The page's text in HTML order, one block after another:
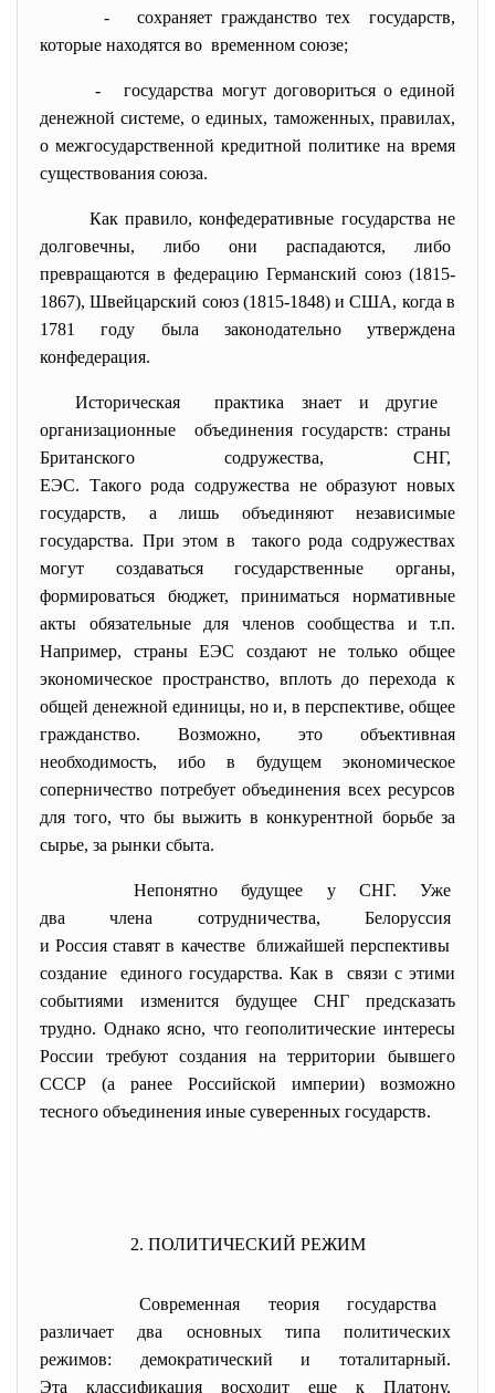
- сохраняет гражданство тех государств,
которые находятся во временном союзе;
- государства могут договориться о единой
денежной системе, о единых, таможенных, правилах,
о межгосударственной кредитной политике на время
существования союза.
Как правило, конфедеративные государства не
долговечны, либо они распадаются, либо
превращаются в федерацию Германский союз (1815-
1867), Швейцарский союз (1815-1848) и США, когда в
1781 году была законодательно утверждена
конфедерация.
Историческая практика знает и другие
организационные объединения государств: страны
Британского содружества, СНГ,
ЕЭС. Такого рода содружества не образуют новых
государств, а лишь объединяют независимые
государства. При этом в такого рода содружествах
могут создаваться государственные органы,
формироваться бюджет, приниматься нормативные
акты обязательные для членов сообщества и т.п.
Например, страны ЕЭС создают не только общее
экономическое пространство, вплоть до перехода к
общей денежной единицы, но и, в перспективе, общее
гражданство. Возможно, это объективная
необходимость, ибо в будущем экономическое
соперничество потребует объединения всех ресурсов
для того, что бы выжить в конкурентной борьбе за
сырье, за рынки сбыта.
Непонятно будущее у СНГ. Уже
два члена сотрудничества, Белоруссия
и Россия ставят в качестве ближайшей перспективы
создание единого государства. Как в связи с этими
событиями изменится будущее СНГ предсказать
трудно. Однако ясно, что геополитические интересы
России требуют создания на территории бывшего
СССР (а ранее Российской империи) возможно
тесного объединения иные суверенных государств.
2. ПОЛИТИЧЕСКИЙ РЕЖИМ
Современная теория государства
различает два основных типа политических
режимов: демократический и тоталитарный.
Эта классификация восходит еще к Платону,